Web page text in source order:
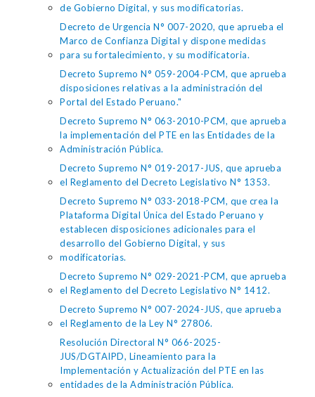
de Gobierno Digital, y sus modificatorias.
Decreto de Urgencia N° 007-2020, que aprueba el
Marco de Confianza Digital y dispone medidas
para su fortalecimiento, y su modificatoria.
Decreto Supremo N° 059-2004-PCM, que aprueba
disposiciones relativas a la administración del
Portal del Estado Peruano."
Decreto Supremo N° 063-2010-PCM, que aprueba
la implementación del PTE en las Entidades de la
Administración Pública.
Decreto Supremo N° 019-2017-JUS, que aprueba
el Reglamento del Decreto Legislativo N° 1353.
Decreto Supremo N° 033-2018-PCM, que crea la
Plataforma Digital Única del Estado Peruano y
establecen disposiciones adicionales para el
desarrollo del Gobierno Digital, y sus
modificatorias.
Decreto Supremo N° 029-2021-PCM, que aprueba
el Reglamento del Decreto Legislativo N° 1412.
Decreto Supremo N° 007-2024-JUS, que aprueba
el Reglamento de la Ley N° 27806.
Resolución Directoral N° 066-2025-
JUS/DGTAIPD, Lineamiento para la
Implementación y Actualización del PTE en las
entidades de la Administración Pública.